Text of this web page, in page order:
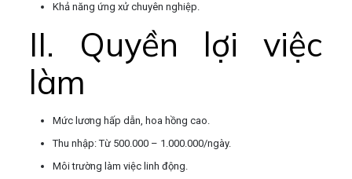
Khả năng ứng xử chuyên nghiệp.
II. Quyền lợi việc
làm
Mức lương hấp dẫn, hoa hồng cao.
Thu nhập: Từ 500.000 – 1.000.000/ngày.
Môi trường làm việc linh động.